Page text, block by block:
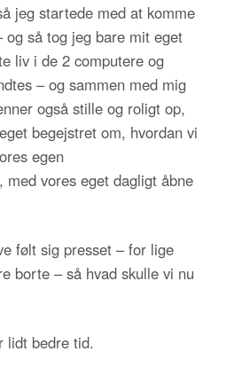
jeg startede med at komme
og så tog jeg bare mit eget
liv i de 2 computere og
– og sammen med mig
også stille og roligt op,
begejstret om, hvordan vi
egen
med vores eget dagligt åbne
følt sig presset – for lige
borte – så hvad skulle vi nu
lidt bedre tid.